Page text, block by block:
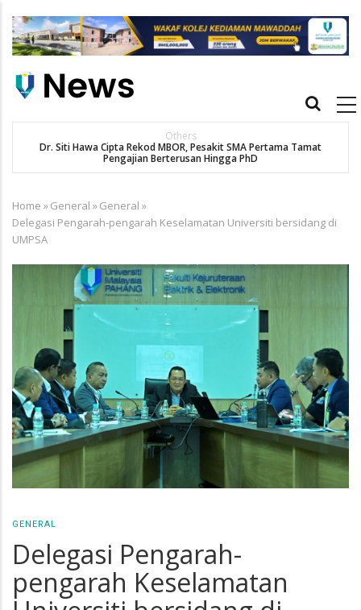
main
Main
Others
Dr. Siti Hawa Cipta Rekod MBOR, Pesakit SMA Pertama Tamat
Pengajian Berterusan Hingga PhD
Breadcrumb
Home »General »General »
Delegasi Pengarah-pengarah Keselamatan Universiti bersidang di
UMPSA
GENERAL
Delegasi Pengarah-
pengarah Keselamatan